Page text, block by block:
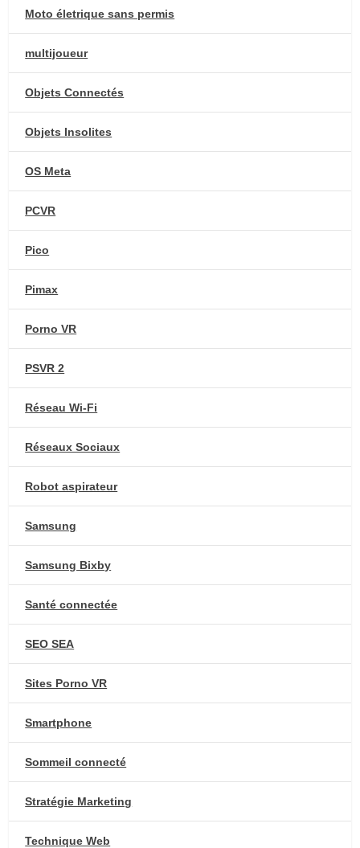
Moto életrique sans permis
multijoueur
Objets Connectés
Objets Insolites
OS Meta
PCVR
Pico
Pimax
Porno VR
PSVR 2
Réseau Wi-Fi
Réseaux Sociaux
Robot aspirateur
Samsung
Samsung Bixby
Santé connectée
SEO SEA
Sites Porno VR
Smartphone
Sommeil connecté
Stratégie Marketing
Technique Web